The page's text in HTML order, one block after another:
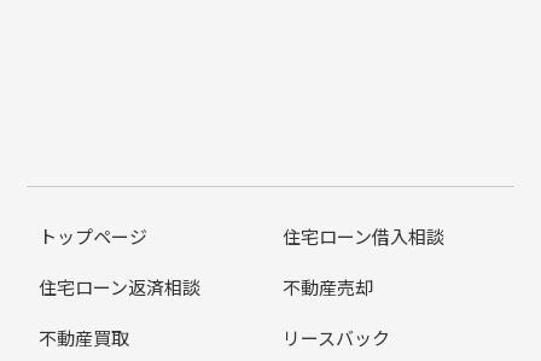
トップページ
住宅ローン借入相談
住宅ローン返済相談
不動産売却
不動産買取
リースバック